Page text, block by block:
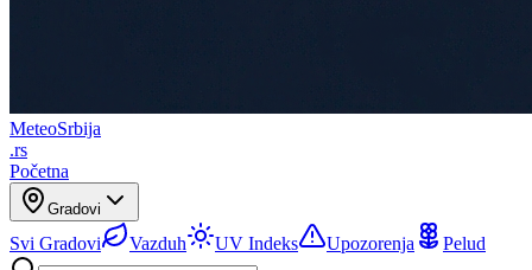
MeteoSrbija
.rs
Početna
Gradovi
Svi Gradovi Vazduh UV Indeks Upozorenja Pelud